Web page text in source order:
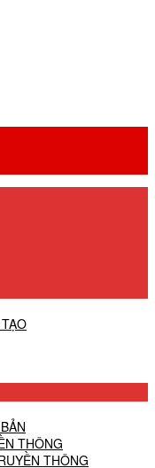
THÔNG
THÔNG